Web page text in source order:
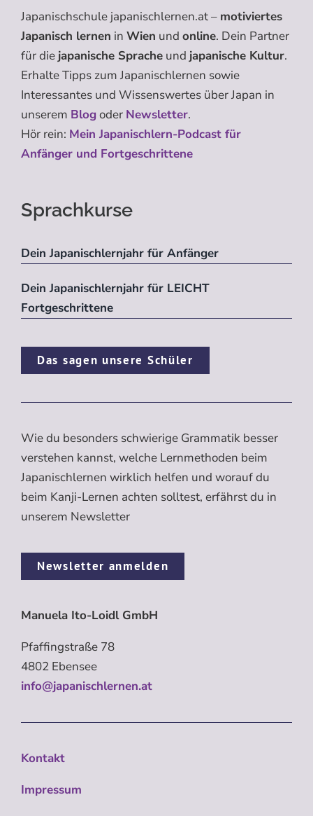
Japanischschule japanischlernen.at – motiviertes
Japanisch lernen in Wien und online. Dein Partner
für die japanische Sprache und japanische Kultur.
Erhalte Tipps zum Japanischlernen sowie
Interessantes und Wissenswertes über Japan in
unserem Blogoder Newsletter.
Hör rein: Mein Japanischlern-Podcast für
Anfänger und Fortgeschrittene
Sprachkurse
Dein Japanischlernjahr für Anfänger
Dein Japanischlernjahr für LEICHT
Fortgeschrittene
Das sagen unsere Schüler
Wie du besonders schwierige Grammatik besser
verstehen kannst, welche Lernmethoden beim
Japanischlernen wirklich helfen und worauf du
beim Kanji-Lernen achten solltest, erfährst du in
unserem Newsletter
Newsletter anmelden
Manuela Ito-Loidl GmbH
Pfaffingstraße 78
4802 Ebensee
info@japanischlernen.at
Kontakt
Impressum